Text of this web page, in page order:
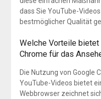
dass Sie YouTube-
bestmöglicher Qualität
Welche Vorteile bietet
Chrome für das
Die Nutzung von Google
YouTube-Videos bietet
Webbrowser zeichnet